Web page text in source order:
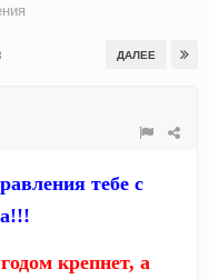
ДАЛЕЕ
тебе с
крепнет, а